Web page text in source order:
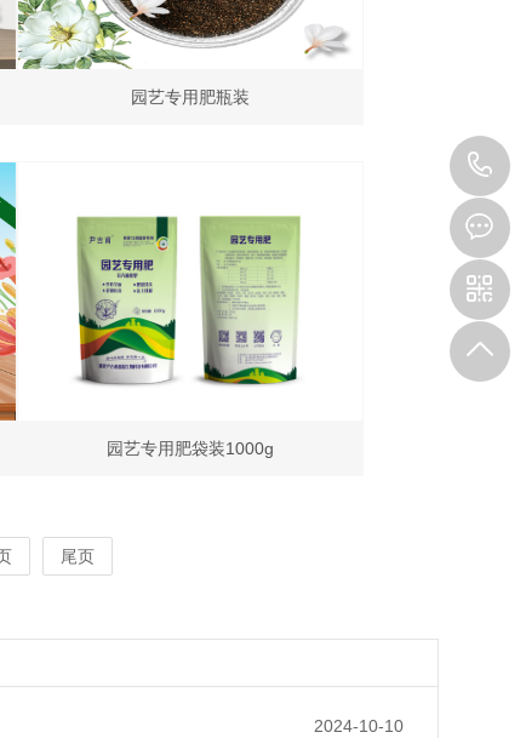
园艺专用肥瓶装
园艺专用肥袋装1000g
尾页
2024-10-10